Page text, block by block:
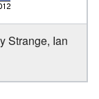
y Strange, Ian